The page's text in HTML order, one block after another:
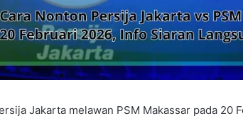
Jakarta melawan PSM Makassar pada 20